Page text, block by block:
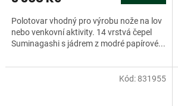
Polotovar vhodný pro výrobu nože na lov
nebo venkovní aktivity. 14 vrstvá čepel
Suminagashi s jádrem z modré papírové...
Kód: 831955